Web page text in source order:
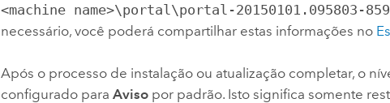
<machine name>\portal\portal-20150101.095803-
necessário, você poderá compartilhar estas informações no
Após o processo de instalação ou atualização completar, o
configurado paraAviso por padrão. Isto significa somente